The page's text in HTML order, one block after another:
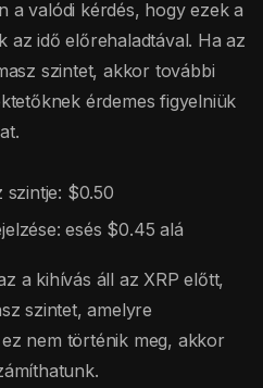
a valódi kérdés, hogy ezek a
az idő előrehaladtával. Ha az
szintet, akkor további
érdemes figyelniük
szintje: $0.50
esés $0.45 alá
a kihívás áll az XRP előtt,
szintet, amelyre
nem történik meg, akkor